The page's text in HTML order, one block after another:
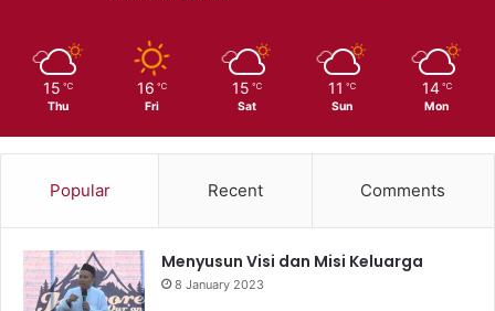
15 ℃
Thu
16 ℃
Fri
15 ℃
Sat
11 ℃
Sun
14 ℃
Mon
Popular Recent Comments
Menyusun Visi dan Misi Keluarga
8 January 2023